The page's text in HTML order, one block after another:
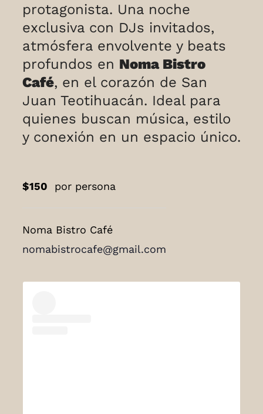
protagonista. Una noche
exclusiva con DJs invitados,
atmósfera envolvente y beats
profundos en Noma Bistro
Café, en el corazón de San
Juan Teotihuacán. Ideal para
quienes buscan música, estilo
y conexión en un espacio único.
$150 por persona
Noma Bistro Café
nomabistrocafe@gmail.com